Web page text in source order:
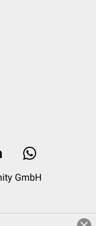
GmbH